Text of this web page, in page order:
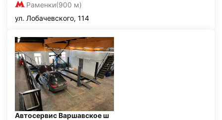
Раменки(900 м)
ул. Лобачевского, 114
Автосервис Варшавское ш